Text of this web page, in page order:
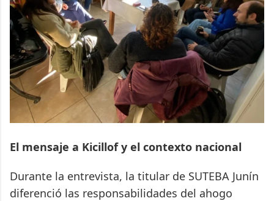
El mensaje a Kicillof y el contexto nacional
Durante la entrevista, la titular de SUTEBA Junín
diferenció las responsabilidades del ahogo